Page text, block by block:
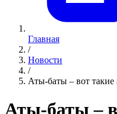
Главная
/
Новости
/
Аты-баты – вот
Аты-баты –